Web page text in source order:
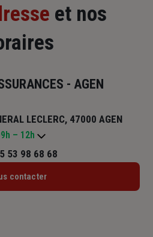
et nos
- AGEN
LECLERC, 47000 AGEN
Ouvert 09h – 12h
09h – 12h / 13h – 18h
53 98 68 68
contacter